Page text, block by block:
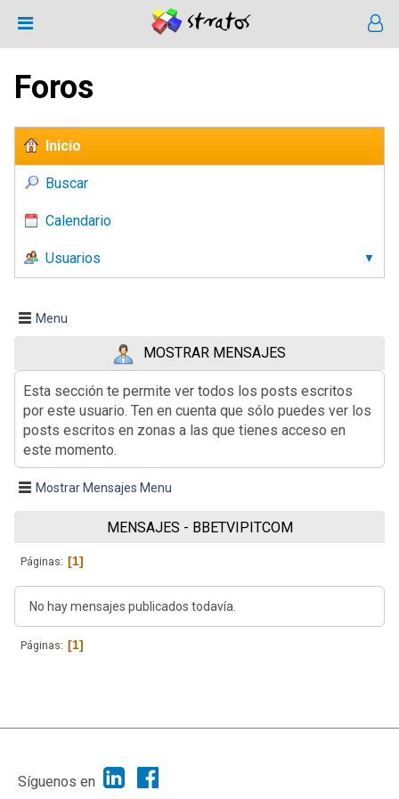
Foros
Inicio
Buscar
Calendario
Usuarios
Menu
MOSTRAR MENSAJES
Esta sección te permite ver todos los posts escritos
por este usuario. Ten en cuenta que sólo puedes ver los
posts escritos en zonas a las que tienes acceso en
este momento.
Mostrar Mensajes Menu
MENSAJES - BBETVIPITCOM
Páginas 1
No hay mensajes publicados todavía.
Páginas 1
|
Síguenos en